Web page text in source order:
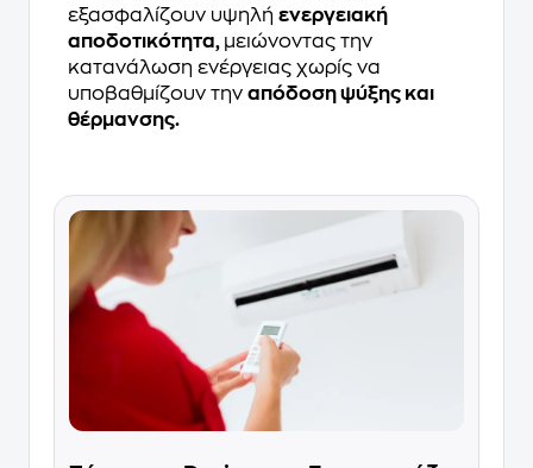
εξασφαλίζουν υψηλή ενεργειακή
αποδοτικότητα, μειώνοντας την
κατανάλωση ενέργειας χωρίς να
υποβαθμίζουν την απόδοση ψύξης και
θέρμανσης.